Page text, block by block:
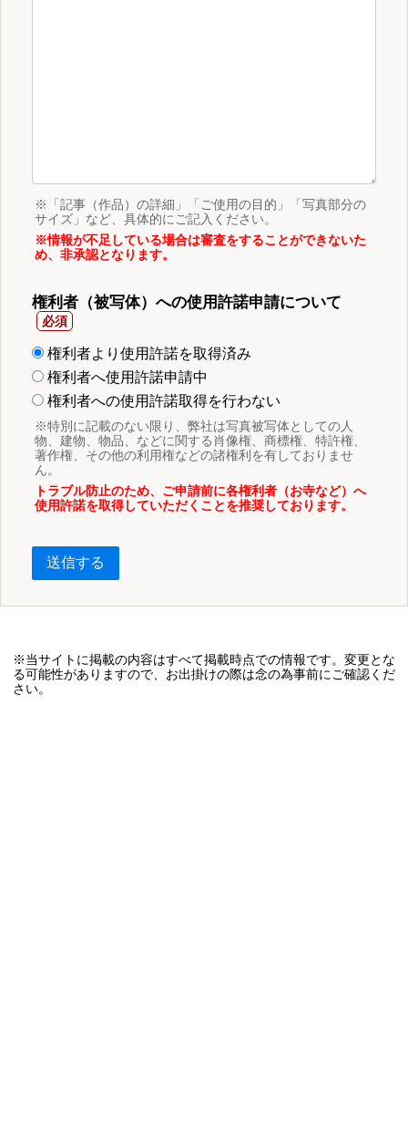
※「記事（作品）の詳細」「ご使用の目的」「写真部分の
サイズ」など、具体的にご記入ください。
※情報が不足している場合は審査をすることができないた
め、非承認となります。
権利者（被写体）への使用許諾申請について
権利者より使用許諾を取得済み
権利者へ使用許諾申請中
権利者への使用許諾取得を行わない
※特別に記載のない限り、弊社は写真被写体としての人
物、建物、物品、などに関する肖像権、商標権、特許権、
著作権、その他の利用権などの諸権利を有しておりませ
ん。
トラブル防止のため、ご申請前に各権利者（お寺など）へ
使用許諾を取得していただくことを推奨しております。
送信する
※当サイトに掲載の内容はすべて掲載時点での情報です。変更とな
る可能性がありますので、お出掛けの際は念の為事前にご確認くだ
さい。